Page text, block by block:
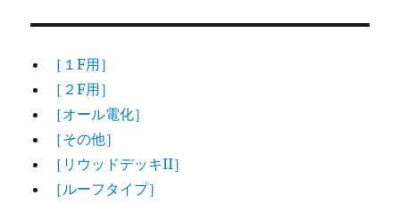
［１F用］
［２F用］
［オール電化］
［その他］
［リウッドデッキII］
［ルーフタイプ］